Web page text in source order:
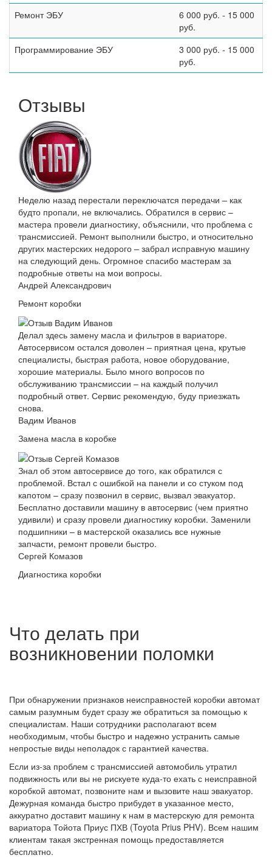
Ремонт ЭБУ
6 000 руб. - 15 000
руб.
Программирование ЭБУ
3 000 руб. - 15 000
руб.
Отзывы
Неделю назад перестали переключатся передачи – как
будто пропали, не включались. Обратился в сервис –
мастера провели диагностику, объяснили, что проблема с
трансмиссией. Ремонт выполнили быстро, и относительно
других мастерских недорого – забрал исправную машину
на следующий день. Огромное спасибо мастерам за
подробные ответы на мои вопросы.
Андрей Александрович
Ремонт коробки
Делал здесь замену масла и фильтров в вариаторе.
Автосервисом остался доволен – приятная цена, крутые
специалисты, быстрая работа, новое оборудование,
хорошие материалы. Было много вопросов по
обслуживанию трансмиссии – на каждый получил
подробный ответ. Сервис рекомендую, буду приезжать
снова.
Вадим Иванов
Замена масла в коробке
Знал об этом автосервисе до того, как обратился с
проблемой. Встал с ошибкой на панели и со стуком под
капотом – сразу позвонил в сервис, вызвал эвакуатор.
Бесплатно доставили машину в автосервис (чем приятно
удивили) и сразу провели диагностику коробки. Заменили
подшипники – в мастерской оказались все нужные
запчасти, ремонт провели быстро.
Сергей Комазов
Диагностика коробки
Что делать при
возникновении поломки
При обнаружении признаков неисправностей коробки автомат
самым разумным будет сразу же обратиться за помощью к
специалистам. Наши сотрудники располагают всем
необходимым, чтобы быстро и надежно устранить самые
непростые виды неполадок с гарантией качества.
Если из-за проблем с трансмиссией автомобиль утратил
подвижность или вы не рискуете куда-то ехать с неисправной
коробкой автомат, позвоните нам и вызовите наш эвакуатор.
Дежурная команда быстро прибудет в указанное место,
аккуратно доставит машину к нам в мастерскую для ремонта
вариатора Тойота Приус ПХВ (Toyota Prius PHV). Всем нашим
клиентам такая экстренная помощь предоставляется
бесплатно.